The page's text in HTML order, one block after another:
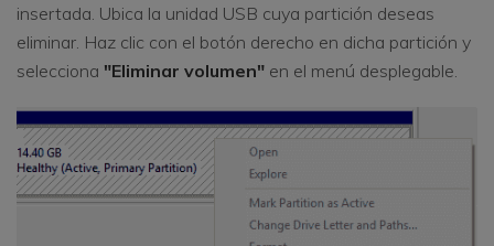
insertada. Ubica la unidad USB cuya partición deseas
eliminar. Haz clic con el botón derecho en dicha partición y
selecciona "Eliminar volumen" en el menú desplegable.